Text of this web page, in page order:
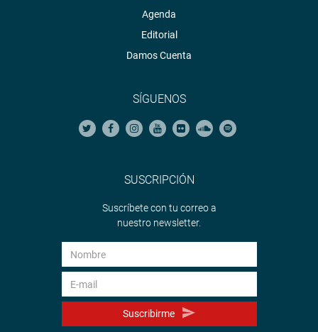
Agenda
Editorial
Damos Cuenta
SÍGUENOS
SUSCRIPCIÓN
Suscríbete con tu correo a
nuestro newsletter.
Suscribirme